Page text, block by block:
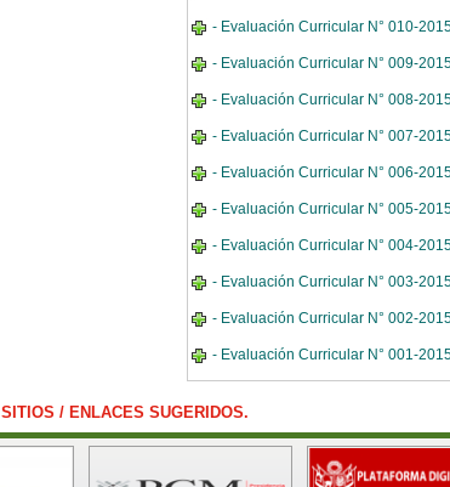
- Evaluación Curricular N° 010-
- Evaluación Curricular N° 009-
- Evaluación Curricular N° 008-
- Evaluación Curricular N° 007-
- Evaluación Curricular N° 006-
- Evaluación Curricular N° 005-
- Evaluación Curricular N° 004-
- Evaluación Curricular N° 003-
- Evaluación Curricular N° 002-
- Evaluación Curricular N° 001-
SITIOS / ENLACES SUGERIDOS.